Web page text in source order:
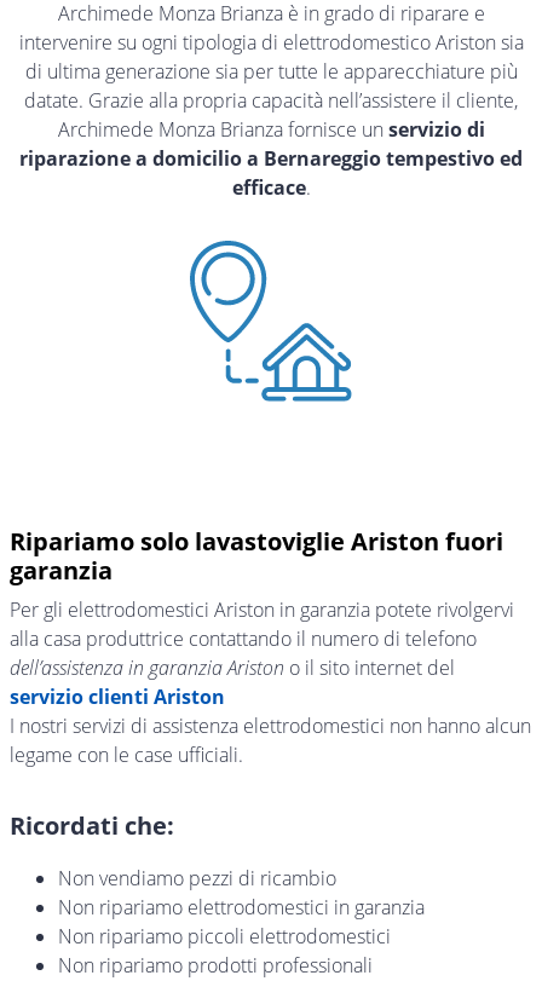
Archimede Monza Brianza è in grado di riparare e
intervenire su ogni tipologia di elettrodomestico Ariston sia
di ultima generazione sia per tutte le apparecchiature più
datate. Grazie alla propria capacità nell’assistere il cliente,
Archimede Monza Brianza fornisce un servizio di
riparazione a domicilio a Bernareggio tempestivo ed
efficace.
Ripariamo solo lavastoviglie Ariston fuori
garanzia
Per gli elettrodomestici Ariston in garanzia potete rivolgervi
alla casa produttrice contattando il numero di telefono
dell’assistenza in garanzia Ariston o il sito internet del
servizio clienti Ariston
I nostri servizi di assistenza elettrodomestici non hanno alcun
legame con le case ufficiali.
Ricordati che:
Non vendiamo pezzi di ricambio
Non ripariamo elettrodomestici in garanzia
Non ripariamo piccoli elettrodomestici
Non ripariamo prodotti professionali